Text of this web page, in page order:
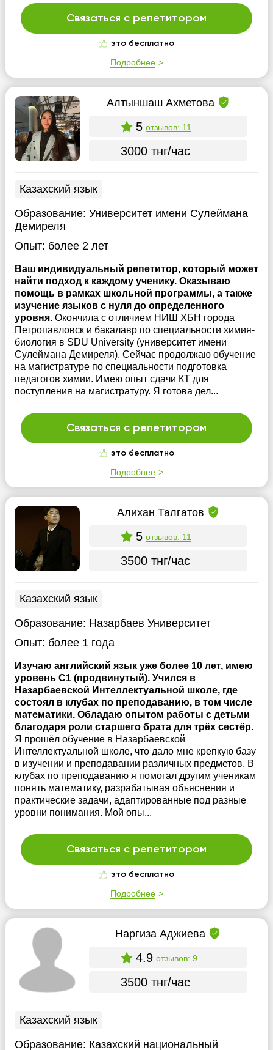
Связаться с репетитором
это бесплатно
Подробнее
Алтыншаш Ахметова
5 отзывов: 11
3000 тнг/час
Казахский язык
Образование: Университет имени Сулеймана
Демиреля
Опыт: более 2 лет
Ваш индивидуальный репетитор, который может
найти подход к каждому ученику. Оказываю
помощь в рамках школьной программы, а также
изучение языков с нуля до определенного
уровня. Окончила с отличием НИШ ХБН города
Петропавловск и бакалавр по специальности химия-
биология в SDU University (университет имени
Сулеймана Демиреля). Сейчас продолжаю обучение
на магистратуре по специальности подготовка
педагогов химии. Имею опыт сдачи КТ для
поступления на магистратуру. Я готова дел...
Связаться с репетитором
это бесплатно
Подробнее
Алихан Талгатов
5 отзывов: 11
3500 тнг/час
Казахский язык
Образование: Назарбаев Университет
Опыт: более 1 года
Изучаю английский язык уже более 10 лет, имею
уровень C1 (продвинутый). Учился в
Назарбаевской Интеллектуальной школе, где
состоял в клубах по преподаванию, в том числе
математики. Обладаю опытом работы с детьми
благодаря роли старшего брата для трёх сестёр.
Я прошёл обучение в Назарбаевской
Интеллектуальной школе, что дало мне крепкую базу
в изучении и преподавании различных предметов. В
клубах по преподаванию я помогал другим ученикам
понять математику, разрабатывая объяснения и
практические задачи, адаптированные под разные
уровни понимания. Мой опы...
Связаться с репетитором
это бесплатно
Подробнее
Наргиза Аджиева
4.9 отзывов: 9
3500 тнг/час
Казахский язык
Образование: Казахский национальный